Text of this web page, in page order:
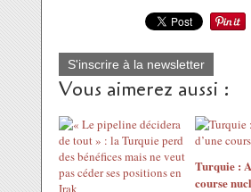
S'inscrire à la newsletter
Vous aimerez aussi :
Turquie :
course